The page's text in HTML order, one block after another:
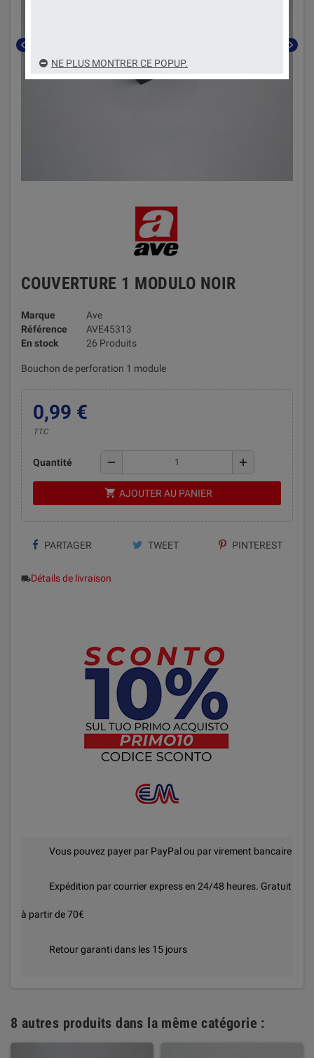
chevron_left chevron_right
COUVERTURE 1 MODULO NOIR
Marque
Ave
Référence
AVE45313
En stock
26 Produits
Bouchon de perforation 1 module
0,99 €
TTC
Quantité remove add
shopping_cart AJOUTER AU PANIER
PARTAGER TWEET PINTEREST
local_shippingDétails de livraison
Vous pouvez payer par PayPal ou par virement bancaire
Expédition par courrier express en 24/48 heures. Gratuit
à partir de 70€
Retour garanti dans les 15 jours
8 autres produits dans la même catégorie :
NE PLUS MONTRER CE POPUP.